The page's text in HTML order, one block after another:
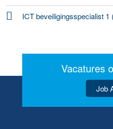
ICT beveiligingsspecialist 1
Vacatures
Job